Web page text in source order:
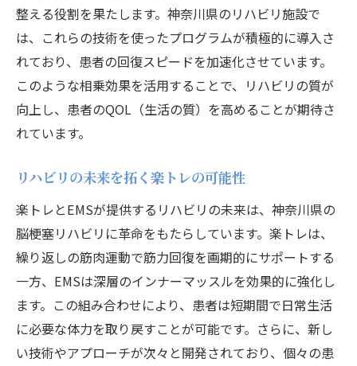
整える役割を果たします。神奈川県のリハビリ施設で
は、これらの技術を使ったプログラムが積極的に導入さ
れており、患者の回復スピードを加速化させています。
このような相乗効果を活用することで、リハビリの質が
向上し、患者のQOL（生活の質）を高めることが期待さ
れています。
リハビリの未来を拓く楽トレの可能性
楽トレとEMSが提供するリハビリの未来は、神奈川県の
脳梗塞リハビリに革命をもたらしています。楽トレは、
繰り返しの筋肉運動で筋力回復を画期的にサポートする
一方、EMSは深層のインナーマッスルを効果的に強化し
ます。この組み合わせにより、患者は短期間で日常生活
に必要な体力を取り戻すことが可能です。さらに、新し
い技術やアプローチが次々と開発されており、個々の患